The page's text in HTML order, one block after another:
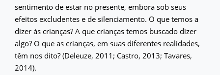
sentimento de estar no presente, embora sob seus
efeitos excludentes e de silenciamento. O que temos a
dizer às crianças? A que crianças temos buscado dizer
algo? O que as crianças, em suas diferentes realidades,
têm nos dito? (Deleuze, 2011; Castro, 2013; Tavares,
2014).